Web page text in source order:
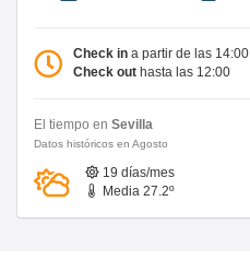
Check in a partir de las 14:00
Check out hasta las 12:00
El tiempo en Sevilla
Datos históricos en Agosto
19 días/mes
Media 27.2º